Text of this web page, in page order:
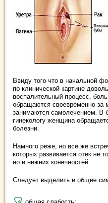
Ввиду того что в начальной
по клинической картине
воспалительный процесс,
обращаются своевременно
занимаются самолечением. В
гинекологу женщина
болезни.
Намного реже, но все же
которых развивается отек не
но и нижних конечностей.
Следует выделить и общие